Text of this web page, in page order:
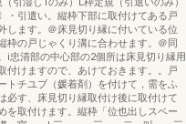
・引遣い。縦枠下部に取付けてある戸
します。＠床見切り縁に付いている位
枠の戸じゃくり溝に合わせます。＠同
i忠清部の中心部の2個所は床見切り縁用
付けますので、あけておきます。。戸
トチユブ（媛着剤）を付けて，需をふ
必す、床見切り縁取付け後に取付けて
を取付けます。縦枠「位也出しスベー